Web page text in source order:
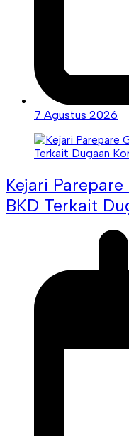
7 Agustus 2026
Kejari
BKD Terkait